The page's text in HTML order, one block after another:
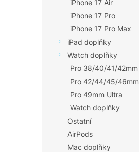
iPhone 17 Air
iPhone 17 Pro
iPhone 17 Pro Max
iPad doplňky
Watch doplňky
Pro 38/40/41/42mm
Pro 42/44/45/46mm
Pro 49mm Ultra
Watch doplňky
Ostatní
AirPods
Mac doplňky